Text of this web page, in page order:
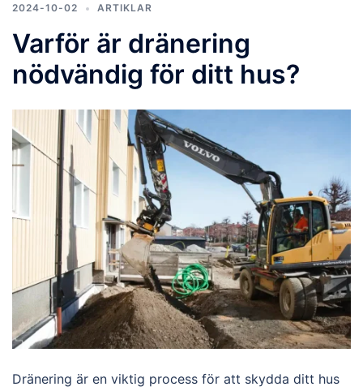
2024-10-02 ARTIKLAR
Varför är dränering
nödvändig för ditt hus?
Dränering är en viktig process för att skydda ditt hus